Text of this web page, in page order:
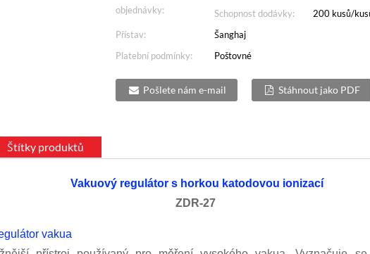
objednávky:
Schopnost dodávky:
200 kusů/
Přístav:
Šanghaj
Platební podmínky:
Poštovné
Pošlete nám e-mail Stáhnout jako PDF
Štítky produktů
Vakuový regulátor s horkou katodovou ionizací
ZDR-27
vakua